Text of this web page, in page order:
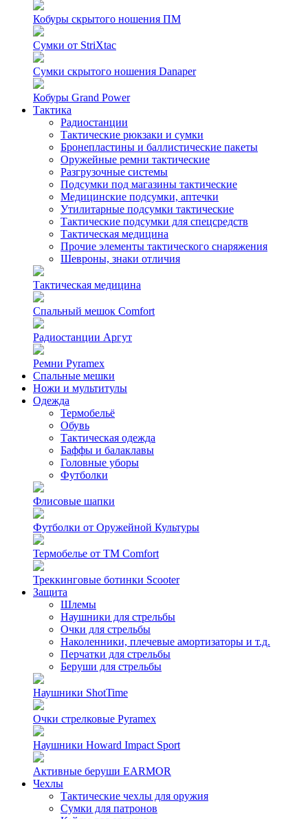
Кобуры скрытого ношения ПМ
Сумки от StriXtac
Сумки скрытого ношения Danaper
Кобуры Grand Power
Тактика
Радиостанции
Тактические рюкзаки и сумки
Бронепластины и баллистические пакеты
Оружейные ремни тактические
Разгрузочные системы
Подсумки под магазины тактические
Медицинские подсумки, аптечки
Утилитарные подсумки тактические
Тактические подсумки для спецсредств
Тактическая медицина
Прочие элементы тактического снаряжения
Шевроны, знаки отличия
Тактическая медицина
Спальный мешок Comfort
Радиостанции Аргут
Ремни Pyramex
Спальные мешки
Ножи и мультитулы
Одежда
Термобельё
Обувь
Тактическая одежда
Баффы и балаклавы
Головные уборы
Футболки
Флисовые шапки
Футболки от Оружейной Культуры
Термобелье от TM Comfort
Треккинговые ботинки Scooter
Защита
Шлемы
Наушники для стрельбы
Очки для стрельбы
Наколенники, плечевые амортизаторы и т.д.
Перчатки для стрельбы
Беруши для стрельбы
Наушники ShotTime
Очки стрелковые Pyramex
Наушники Howard Impact Sport
Активные беруши EARMOR
Чехлы
Тактические чехлы для оружия
Сумки для патронов